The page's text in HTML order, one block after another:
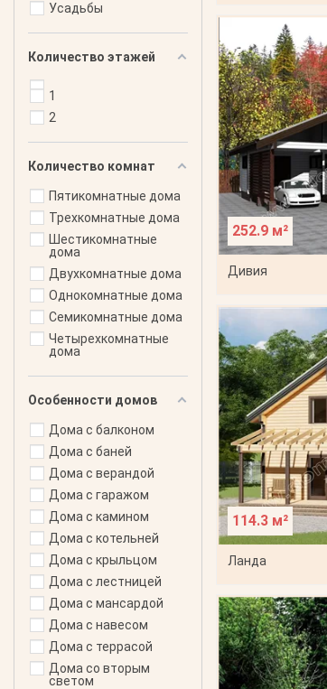
252.9 м²
Дивия
114.3 м²
Ланда
Усадьбы
Количество этажей
1
2
Количество комнат
Пятикомнатные дома
Трехкомнатные дома
Шестикомнатные
дома
Двухкомнатные дома
Однокомнатные дома
Семикомнатные дома
Четырехкомнатные
дома
Особенности домов
Дома с балконом
Дома с баней
Дома с верандой
Дома с гаражом
Дома с камином
Дома с котельней
Дома с крыльцом
Дома с лестницей
Дома с мансардой
Дома с навесом
Дома с террасой
Дома со вторым
светом